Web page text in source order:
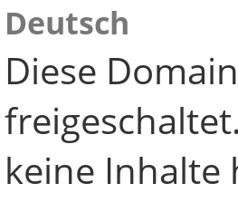
Deutsch
Diese
keine Inhalte